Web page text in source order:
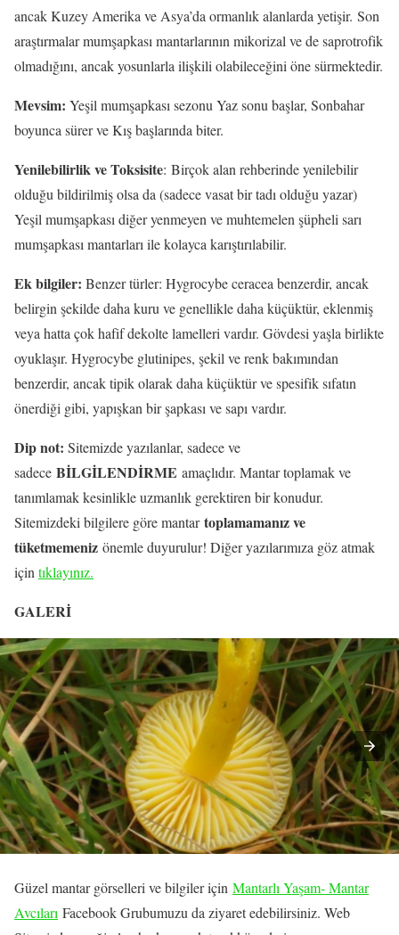
ancak Kuzey Amerika ve Asya’da ormanlık alanlarda yetişir. Son
araştırmalar mumşapkası mantarlarının mikorizal ve de saprotrofik
olmadığını, ancak yosunlarla ilişkili olabileceğini öne sürmektedir.
Mevsim: Yeşil mumşapkası sezonu Yaz sonu başlar, Sonbahar
boyunca sürer ve Kış başlarında biter.
Yenilebilirlik ve Toksisite: Birçok alan rehberinde yenilebilir
olduğu bildirilmiş olsa da (sadece vasat bir tadı olduğu yazar)
Yeşil mumşapkası diğer yenmeyen ve muhtemelen şüpheli sarı
mumşapkası mantarları ile kolayca karıştırılabilir.
Ek bilgiler: Benzer türler: Hygrocybe ceracea benzerdir, ancak
belirgin şekilde daha kuru ve genellikle daha küçüktür, eklenmiş
veya hatta çok hafif dekolte lamelleri vardır. Gövdesi yaşla birlikte
oyuklaşır. Hygrocybe glutinipes, şekil ve renk bakımından
benzerdir, ancak tipik olarak daha küçüktür ve spesifik sıfatın
önerdiği gibi, yapışkan bir şapkası ve sapı vardır.
Dip not: Sitemizde yazılanlar, sadece ve
sadece BİLGİLENDİRME amaçlıdır. Mantar toplamak ve
tanımlamak kesinlikle uzmanlık gerektiren bir konudur.
Sitemizdeki bilgilere göre mantartoplamamanız ve
tüketmemeniz önemle duyurulur! Diğer yazılarımıza göz atmak
için tıklayınız.
GALERİ
Güzel mantar görselleri ve bilgiler için Mantarlı Yaşam- Mantar
Avcıları Facebook Grubumuzu da ziyaret edebilirsiniz. Web